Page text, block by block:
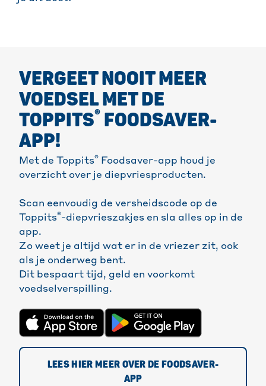
VERGEET NOOIT MEER
VOEDSEL MET DE
TOPPITS® FOODSAVER-
APP!
Met de Toppits® Foodsaver-app houd je
overzicht over je diepvriesproducten.
Scan eenvoudig de versheidscode op de
Toppits®-diepvrieszakjes en sla alles op in de
app.
Zo weet je altijd wat er in de vriezer zit, ook
als je onderweg bent.
Dit bespaart tijd, geld en voorkomt
voedselverspilling.
LEES HIER MEER OVER DE FOODSAVER-
APP